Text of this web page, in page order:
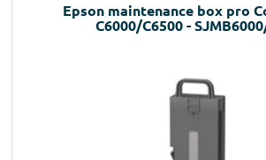
Epson maintenance box pro
C6000/C6500 -